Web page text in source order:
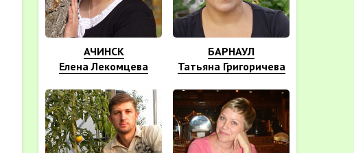
АЧИНСК
Елена Лекомцева
БАРНАУЛ
Татьяна Григоричева